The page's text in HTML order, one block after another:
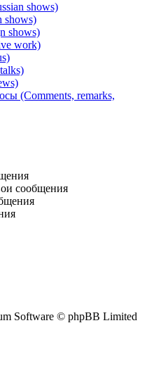
shows)
shows)
shows)
work)
(Comments, remarks,
сообщения
Software © phpBB Limited